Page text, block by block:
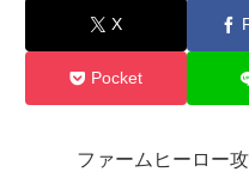
X
Pocket
ファームヒーロー